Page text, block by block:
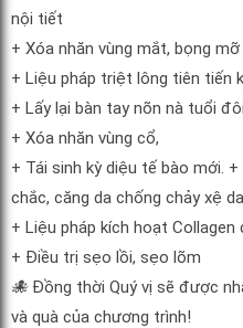
nội tiết
+ Xóa nhăn vùng mắt, bọng
+ Liệu pháp triệt lông tiên tiến
+ Lấy lại bàn tay nõn nà tuổi
+ Xóa nhăn vùng cổ,
+ Tái sinh kỳ diệu tế bào mới.
chắc, căng da chống chảy xệ
+ Liệu pháp kích hoạt
+ Điều trị sẹo lồi, sẹo lõm
🐙Đồng thời Quý vị sẽ được
và quà của chương trình!